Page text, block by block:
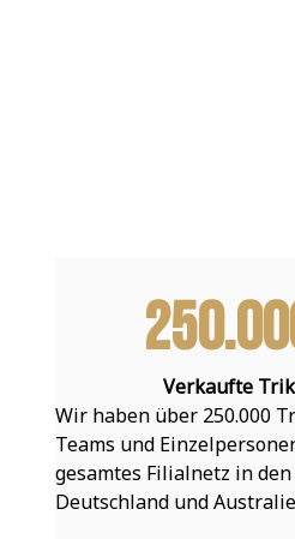
Verkaufte
Wir haben über 250.000
Teams und
gesamtes Filialnetz in den
Deutschland und